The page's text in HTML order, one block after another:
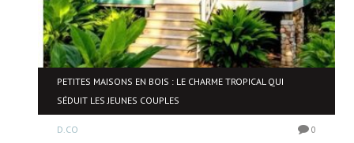
PETITES MAISONS EN BOIS : LE CHARME TROPICAL QUI
SÉDUIT LES JEUNES COUPLES
D.CO 0